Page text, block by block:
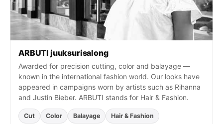
ARBUTI juuksurisalong
Awarded for precision cutting, color and balayage —
known in the international fashion world. Our looks have
appeared in campaigns worn by artists such as Rihanna
and Justin Bieber. ARBUTI stands for Hair & Fashion.
Cut Color Balayage Hair & Fashion